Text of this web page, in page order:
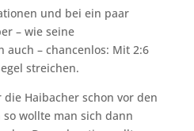
und bei ein paar
– wie seine
auch – chancenlos: Mit 2:6
streichen.
Haibacher schon vor den
wollte man sich dann